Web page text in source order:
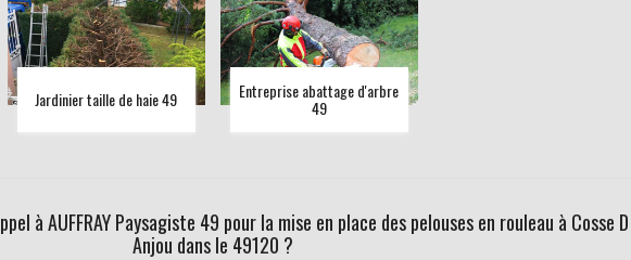
Jardinier taille de haie 49 Entreprise abattage d'arbre
49
à AUFFRAY Paysagiste 49 pour la mise en place des pelouses en rouleau à Cosse D
Anjou dans le 49120 ?